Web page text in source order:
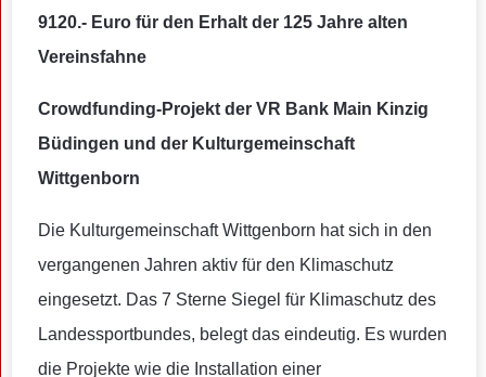
9120.- Euro für den Erhalt der 125 Jahre alten
Vereinsfahne
Crowdfunding-Projekt der VR Bank Main Kinzig
Büdingen und der Kulturgemeinschaft
Wittgenborn
Die Kulturgemeinschaft Wittgenborn hat sich in den
vergangenen Jahren aktiv für den Klimaschutz
eingesetzt. Das 7 Sterne Siegel für Klimaschutz des
Landessportbundes, belegt das eindeutig. Es wurden
die Projekte wie die Installation einer